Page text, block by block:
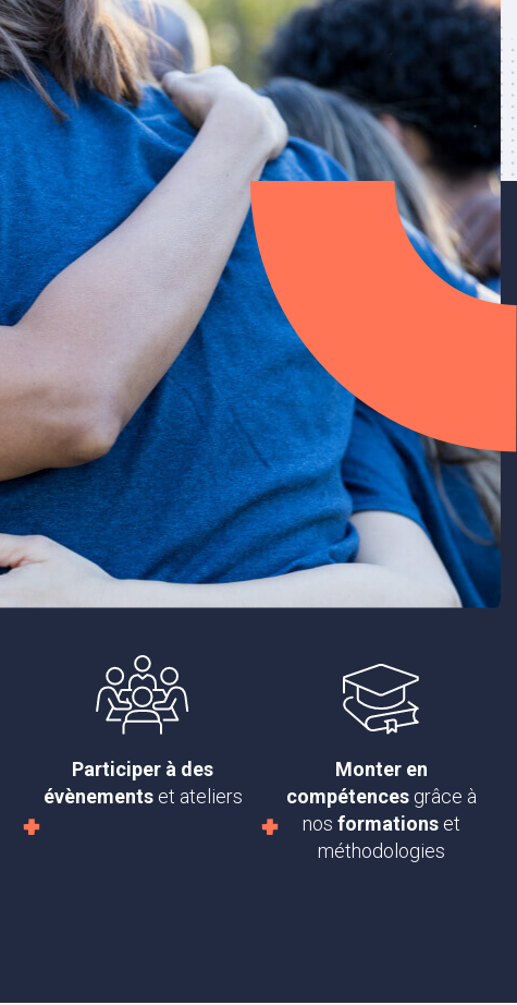
Participer à des
évènementset ateliers
Monter en
compétencesgrâce à
nos formationset
méthodologies